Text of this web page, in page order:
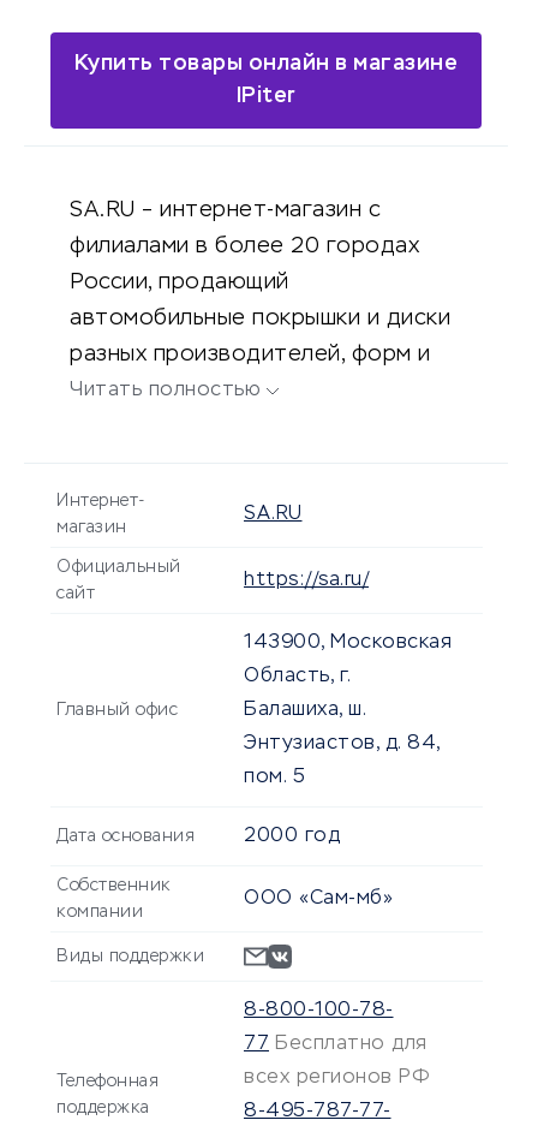
Купить товары онлайн в магазине
IPiter
SA.RU – интернет-магазин с
филиалами в более 20 городах
России, продающий
автомобильные покрышки и диски
разных производителей, форм и
диаметров.
Читать полностью
Интернет-
магазин
SA.RU
Официальный
сайт
https://sa.ru/
Главный офис
143900, Московская
Область, г.
Балашиха, ш.
Энтузиастов, д. 84,
пом. 5
Дата основания 2000 год
Собственник
компании
ООО «Сам-мб»
Виды поддержки
Телефонная
поддержка
8-800-100-78-
77 Бесплатно для
всех регионов РФ
8-495-787-77-